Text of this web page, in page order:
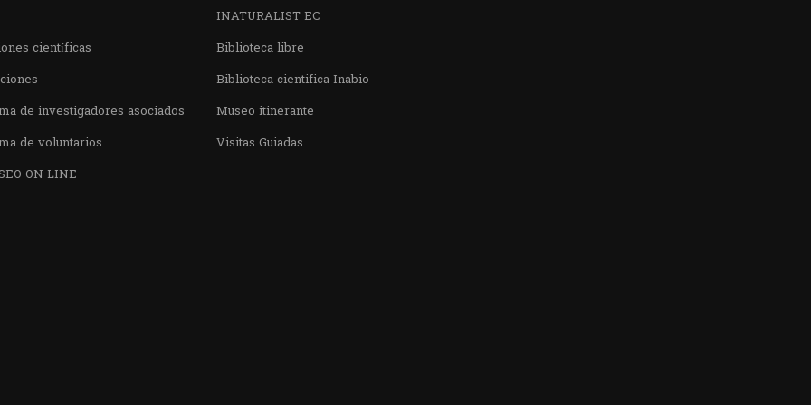
científicas
de investigadores asociados
de voluntarios
ON LINE
INATURALIST EC
Biblioteca libre
Biblioteca cientifica Inabio
Museo itinerante
Visitas Guiadas